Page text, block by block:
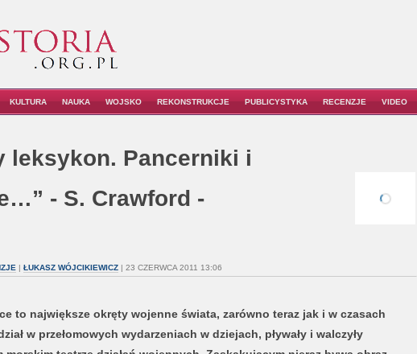
KULTURA NAUKA WOJSKO REKONSTRUKCJE PUBLICYSTYKA RECENZJE VIDEO
leksykon. Pancerniki i
- S. Crawford -
| ŁUKASZ WÓJCIKIEWICZ| 23 CZERWCA 2011 13:06
to największe okręty wojenne świata, zarówno teraz jak i w czasach
w przełomowych wydarzeniach w dziejach, pływały i walczyły